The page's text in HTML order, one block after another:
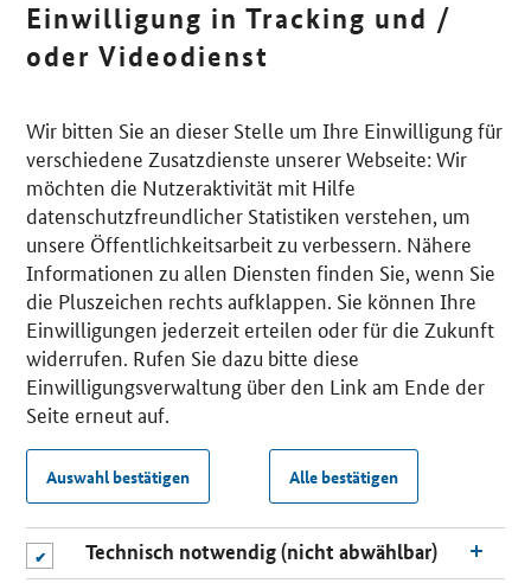
Einwilligung in Tracking und /
oder Videodienst
Wir bitten Sie an dieser Stelle um Ihre Einwilligung für
verschiedene Zusatzdienste unserer Webseite: Wir
möchten die Nutzeraktivität mit Hilfe
datenschutzfreundlicher Statistiken verstehen, um
unsere Öffentlichkeitsarbeit zu verbessern. Nähere
Informationen zu allen Diensten finden Sie, wenn Sie
die Pluszeichen rechts aufklappen. Sie können Ihre
Einwilligungen jederzeit erteilen oder für die Zukunft
widerrufen. Rufen Sie dazu bitte diese
Einwilligungsverwaltung über den Link am Ende der
Seite erneut auf.
Auswahl bestätigen Alle bestätigen
Technisch notwendig (nicht abwählbar)